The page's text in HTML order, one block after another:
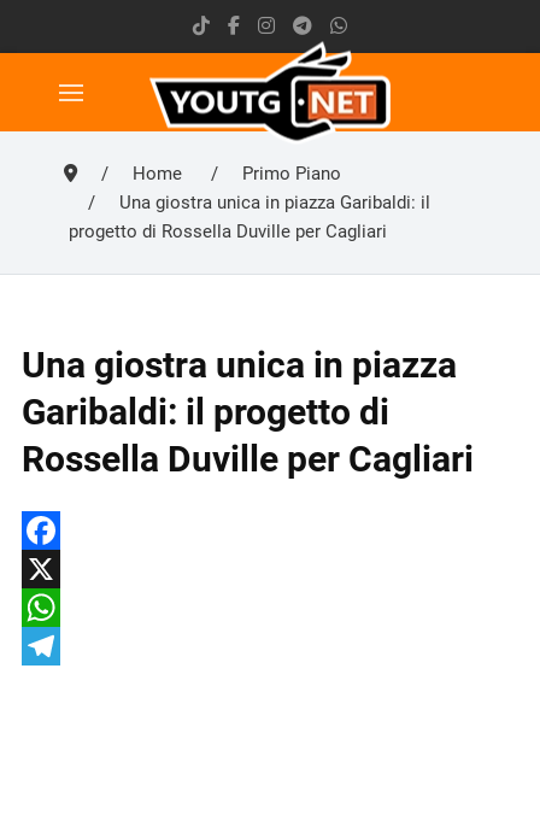
Home
Primo Piano
Una giostra unica in piazza Garibaldi: il
progetto di Rossella Duville per Cagliari
Una giostra unica in piazza
Garibaldi: il progetto di
Rossella Duville per Cagliari
Facebook
X
WhatsApp